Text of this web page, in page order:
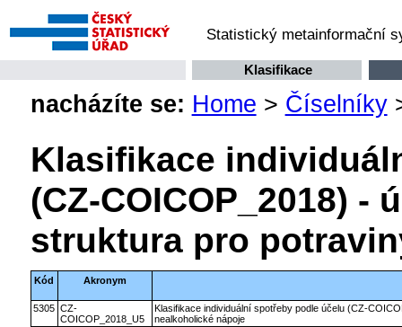
Statistický metainformační
Klasifikace
nacházíte se: Home > Číselníky
Klasifikace
(CZ-COICOP_2018) -
struktura pro
Kód Akronym
5305 CZ-
COICOP_2018_U5
Klasifikace individuální spotřeby podle účelu (CZ-
nealkoholické nápoje